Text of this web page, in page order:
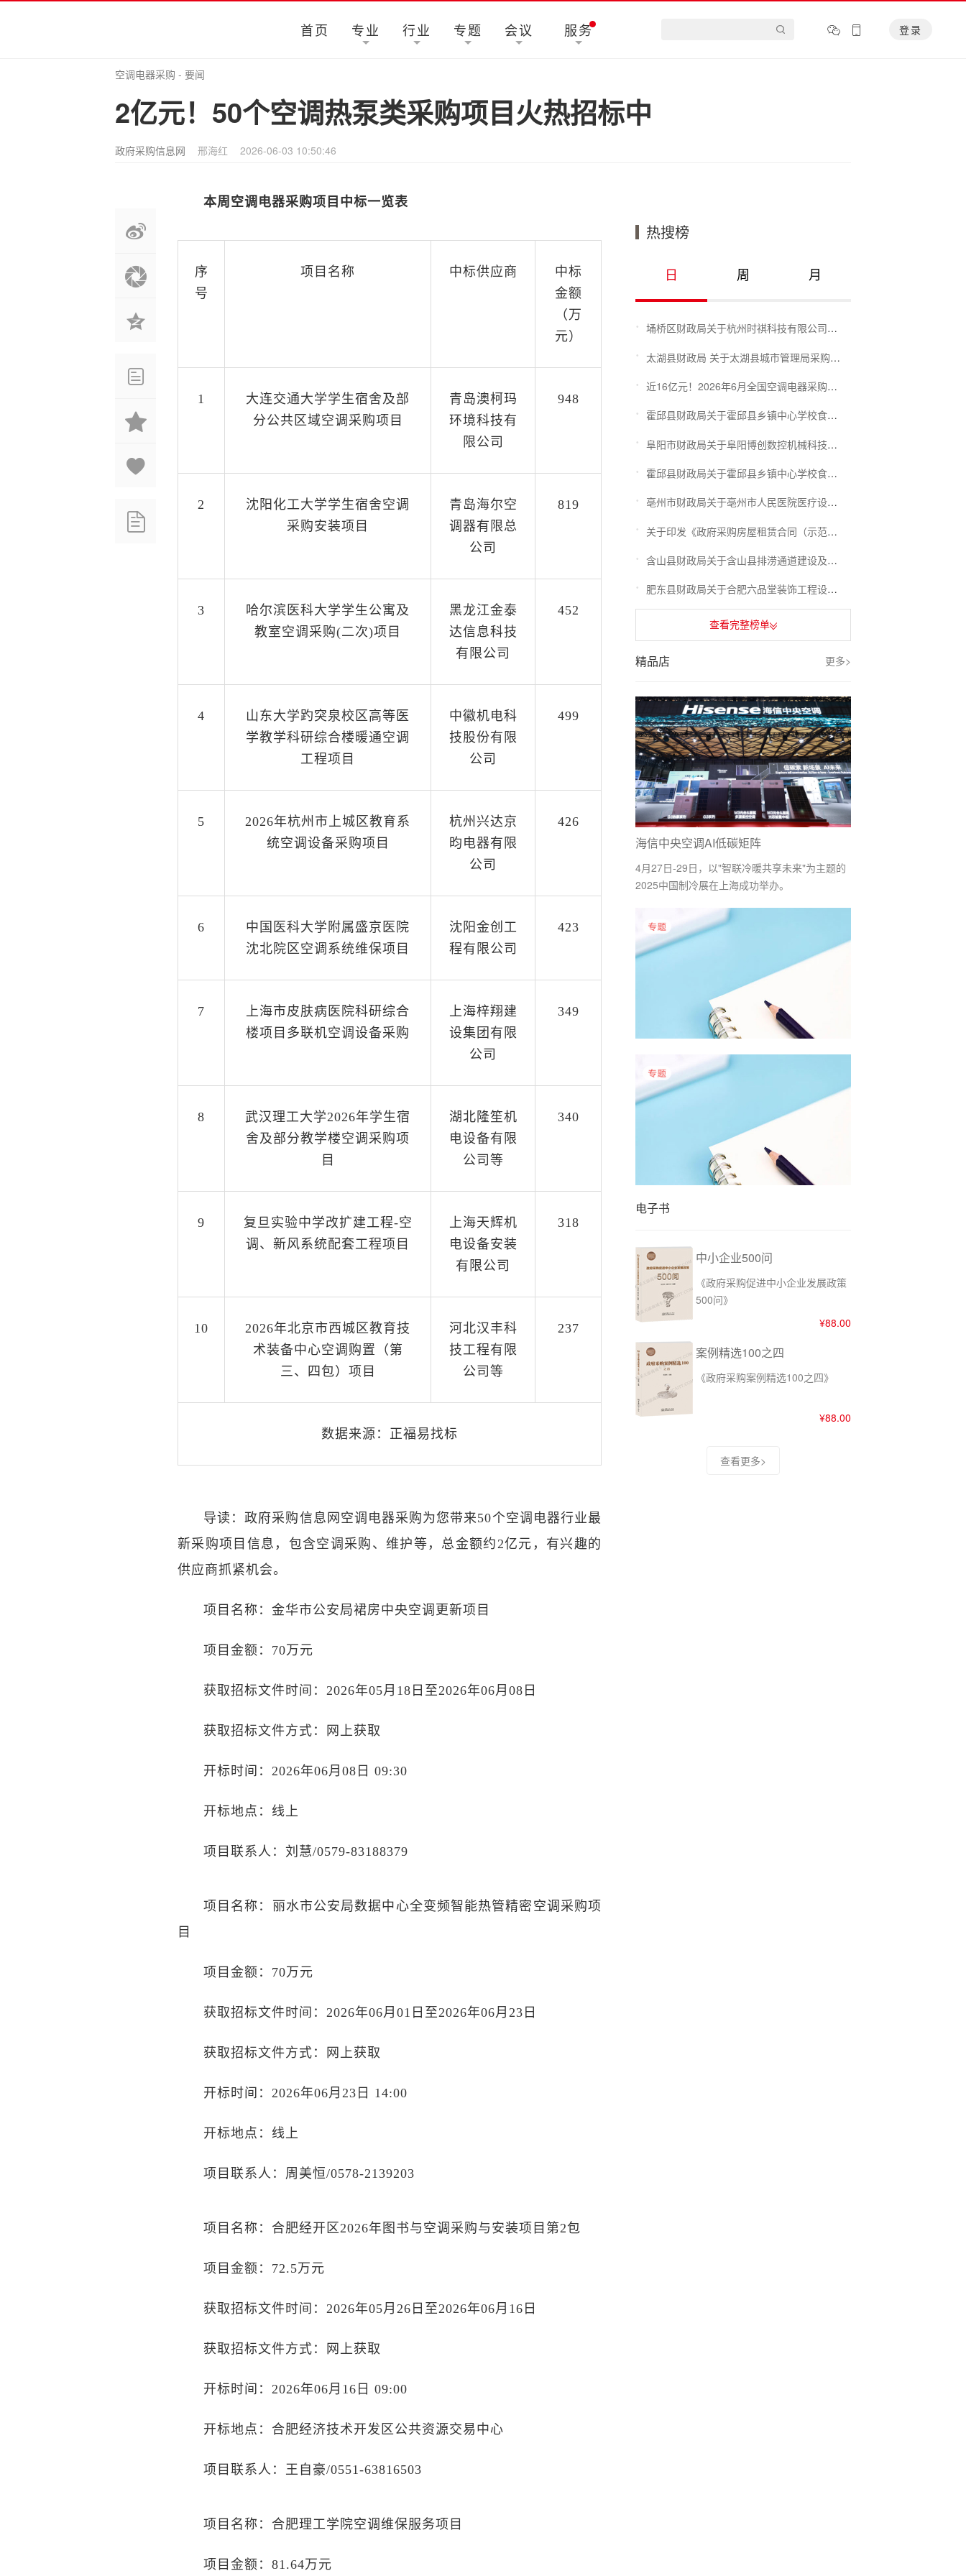
首页 专业 行业 专题 会议 服务 登录
空调电器采购 - 要闻
2亿元！50个空调热泵类采购项目火热招标中
政府采购信息网 邢海红 2026-06-03 10:50:46
本周空调电器采购项目中标一览表
序
号
项目名称 中标供应商
中标
金额
（万
元）
1
大连交通大学学生宿舍及部
分公共区域空调采购项目
青岛澳柯玛
环境科技有
限公司
948
2
沈阳化工大学学生宿舍空调
采购安装项目
青岛海尔空
调器有限总
公司
819
3
哈尔滨医科大学学生公寓及
教室空调采购(二次)项目
黑龙江金泰
达信息科技
有限公司
452
4
山东大学趵突泉校区高等医
学教学科研综合楼暖通空调
工程项目
中徽机电科
技股份有限
公司
499
5
2026年杭州市上城区教育系
统空调设备采购项目
杭州兴达京
昀电器有限
公司
426
6
中国医科大学附属盛京医院
沈北院区空调系统维保项目
沈阳金创工
程有限公司
423
7
上海市皮肤病医院科研综合
楼项目多联机空调设备采购
上海梓翔建
设集团有限
公司
349
8
武汉理工大学2026年学生宿
舍及部分教学楼空调采购项
目
湖北隆笙机
电设备有限
公司等
340
9
复旦实验中学改扩建工程-空
调、新风系统配套工程项目
上海天辉机
电设备安装
有限公司
318
10
2026年北京市西城区教育技
术装备中心空调购置（第
三、四包）项目
河北汉丰科
技工程有限
公司等
237
数据来源：正福易找标
导读：政府采购信息网空调电器采购为您带来50个空调电器行业最
新采购项目信息，包含空调采购、维护等，总金额约2亿元，有兴趣的
供应商抓紧机会。
项目名称：金华市公安局裙房中央空调更新项目
项目金额：70万元
获取招标文件时间：2026年05月18日至2026年06月08日
获取招标文件方式：网上获取
开标时间：2026年06月08日 09:30
开标地点：线上
项目联系人：刘慧/0579-83188379
项目名称：丽水市公安局数据中心全变频智能热管精密空调采购项
目
项目金额：70万元
获取招标文件时间：2026年06月01日至2026年06月23日
获取招标文件方式：网上获取
开标时间：2026年06月23日 14:00
开标地点：线上
项目联系人：周美恒/0578-2139203
项目名称：合肥经开区2026年图书与空调采购与安装项目第2包
项目金额：72.5万元
获取招标文件时间：2026年05月26日至2026年06月16日
获取招标文件方式：网上获取
开标时间：2026年06月16日 09:00
开标地点：合肥经济技术开发区公共资源交易中心
项目联系人：王自豪/0551-63816503
项目名称：合肥理工学院空调维保服务项目
项目金额：81.64万元
热搜榜
日 周 月
埇桥区财政局关于杭州时祺科技有限公司的行政处罚信息公告
太湖县财政局 关于太湖县城市管理局采购安庆市太湖县生活垃圾处理设施提标改造-电动三轮收集车项目的投诉处理结果公告
近16亿元！2026年6月全国空调电器采购有哪些亮点？
霍邱县财政局关于霍邱县乡镇中心学校食堂2026学年度第一批新鲜食材及原辅材料采购项目第1包的投诉处理结果公告
阜阳市财政局关于阜阳博创数控机械科技有限公司的行政处罚信息公告
霍邱县财政局关于霍邱县乡镇中心学校食堂2026学年度第二批新鲜食材及原辅材料采购项目第4包的投诉处理结果公告
亳州市财政局关于亳州市人民医院医疗设备更新项目（数字化X射线系统（DR））采购项目的投诉处理结果公告
关于印发《政府采购房屋租赁合同（示范文本）》的通知
含山县财政局关于含山县排涝通道建设及泵站建设与改造项目-排涝泵采购项目(二次)的投诉处理结果公告
肥东县财政局关于合肥六品堂装饰工程设计有限公司的行政处罚信息公告
查看完整榜单
精品店 更多>
海信中央空调AI低碳矩阵
4月27日-29日，以"智联冷暖共享未来"为主题的
2025中国制冷展在上海成功举办。
5月物业采购数据有哪些特点？
电子书
中小企业500问
《政府采购促进中小企业发展政策
500问》
¥88.00
案例精选100之四
《政府采购案例精选100之四》
¥88.00
查看更多>